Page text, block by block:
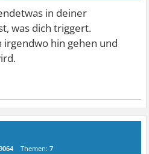
in deiner
was dich triggert.
irgendwo hin gehen und
Themen:7